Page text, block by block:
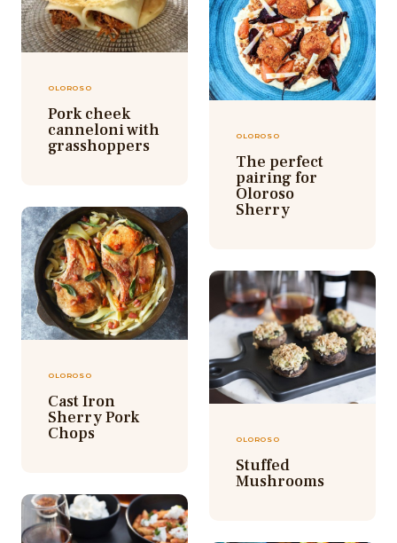
OLOROSO
Pork cheek
canneloni with
grasshoppers OLOROSO
The perfect
pairing for
Oloroso
Sherry
OLOROSO
Cast Iron
Sherry Pork
Chops OLOROSO
Stuffed
Mushrooms